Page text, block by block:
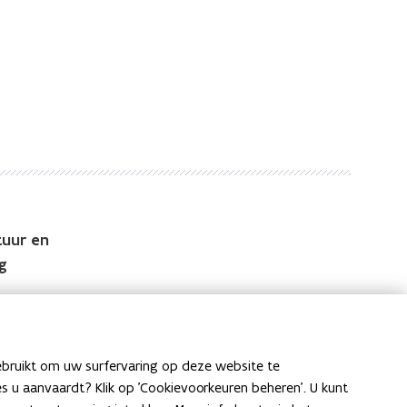
en
om uw surfervaring op deze website te
aanvaardt? Klik op 'Cookievoorkeuren beheren'. U kunt